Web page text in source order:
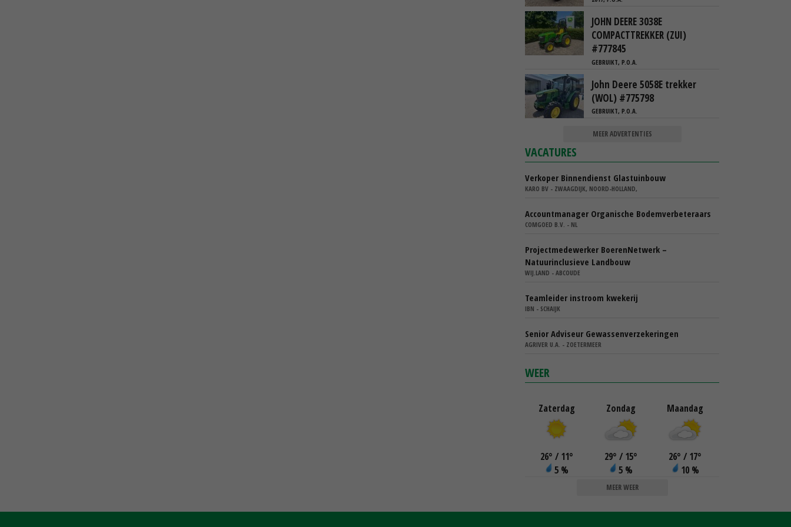
JOHN DEERE 3038E
COMPACTTREKKER (ZUI)
#777845
GEBRUIKT, P.O.A.
John Deere 5058E trekker
(WOL) #775798
GEBRUIKT, P.O.A.
MEER ADVERTENTIES
VACATURES
Verkoper Binnendienst Glastuinbouw
KARO BV - ZWAAGDIJK, NOORD-HOLLAND,
Accountmanager Organische Bodemverbeteraars
COMGOED B.V. - NL
Projectmedewerker BoerenNetwerk –
Natuurinclusieve Landbouw
WIJ.LAND - ABCOUDE
Teamleider instroom kwekerij
IBN - SCHAIJK
Senior Adviseur Gewassenverzekeringen
AGRIVER U.A. - ZOETERMEER
WEER
Zaterdag
26° / 11°
5 %
Zondag
29° / 15°
5 %
Maandag
26° / 17°
10 %
MEER WEER